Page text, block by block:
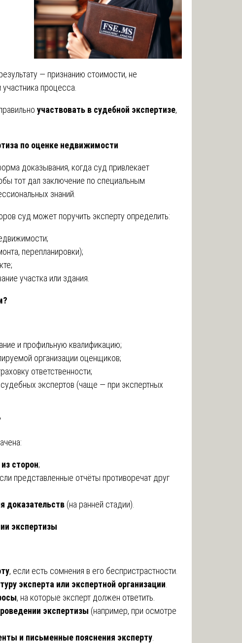
— признанию стоимости, не
процесса.
участвовать в судебной экспертизе,
по оценке недвижимости
доказывания, когда суд привлекает
тот дал заключение по специальным
знаний.
суд может поручить эксперту определить:
перепланировки);
участка или здания.
и профильную квалификацию;
организации оценщиков;
ответственности;
экспертов (чаще — при экспертных
сторон;
представленные отчёты противоречат друг
доказательств (на ранней стадии).
экспертизы
, если есть сомнения в его беспристрастности.
эксперта или экспертной организации
, на которые эксперт должен ответить.
экспертизы (например, при осмотре
и письменные пояснения эксперту